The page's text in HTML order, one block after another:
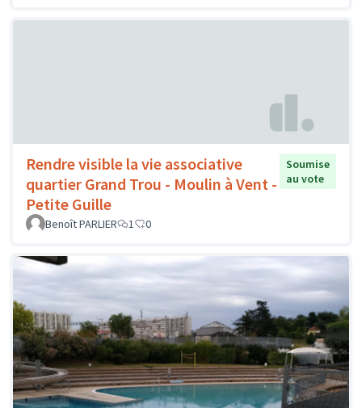
Rendre visible la vie associative
quartier Grand Trou - Moulin à Vent -
Petite Guille
Soumise
au vote
Benoît PARLIER 1 0